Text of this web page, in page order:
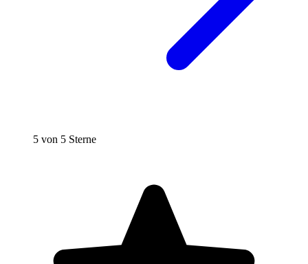
5 von 5 Sterne